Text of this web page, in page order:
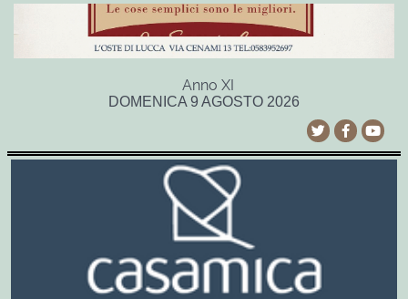
Anno XI
DOMENICA 9 AGOSTO 2026